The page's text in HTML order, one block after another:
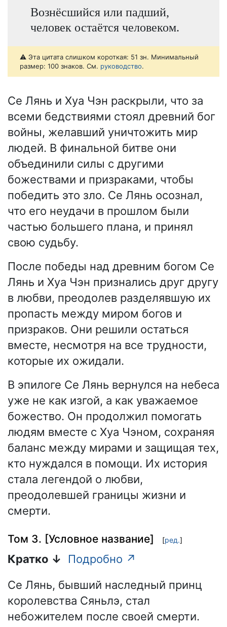
Вознёсшийся или падший,
человек остаётся человеком.
⚠️ Эта цитата слишком короткая: 51 зн. Минимальный
размер: 100 знаков. См. руководство.
Се Лянь и Хуа Чэн раскрыли, что за
всеми бедствиями стоял древний бог
войны, желавший уничтожить мир
людей. В финальной битве они
объединили силы с другими
божествами и призраками, чтобы
победить это зло. Се Лянь осознал,
что его неудачи в прошлом были
частью большего плана, и принял
свою судьбу.
После победы над древним богом Се
Лянь и Хуа Чэн признались друг другу
в любви, преодолев разделявшую их
пропасть между миром богов и
призраков. Они решили остаться
вместе, несмотря на все трудности,
которые их ожидали.
В эпилоге Се Лянь вернулся на небеса
уже не как изгой, а как уважаемое
божество. Он продолжил помогать
людям вместе с Хуа Чэном, сохраняя
баланс между мирами и защищая тех,
кто нуждался в помощи. Их история
стала легендой о любви,
преодолевшей границы жизни и
смерти.
Том 3. [Условное название] [ред.]
Кратко ↓
Подробно ↗
Се Лянь, бывший наследный принц
королевства Сяньлэ, стал
небожителем после своей смерти.